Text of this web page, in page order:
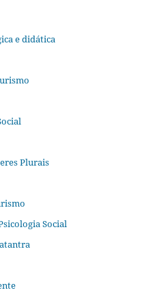
e didática
Plurais
Social